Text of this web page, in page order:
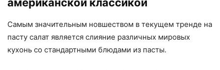
американской классикой
Самым значительным новшеством в текущем тренде на
пасту салат является слияние различных мировых
кухонь со стандартными блюдами из пасты.